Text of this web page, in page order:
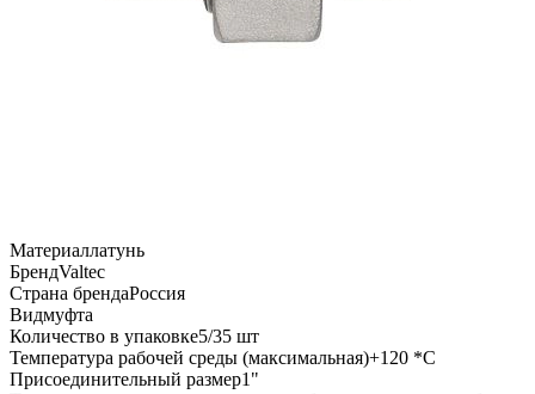
Материаллатунь
БрендValtec
Страна брендаРоссия
Видмуфта
Количество в упаковке5/35 шт
Температура рабочей среды (максимальная)+120 *C
Присоединительный размер1"